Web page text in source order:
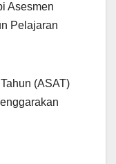
Asesmen
Pelajaran
(ASAT)